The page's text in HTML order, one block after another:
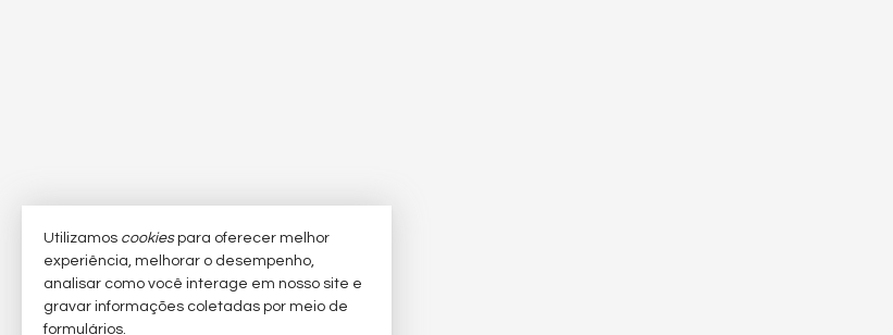
Utilizamos cookiespara oferecer melhor
experiência, melhorar o desempenho,
analisar como você interage em nosso site e
gravar informações coletadas por meio de
formulários.